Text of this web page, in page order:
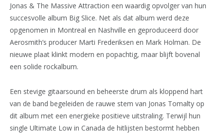
Jonas & The Massive Attraction een waardig opvolger van hun
succesvolle album Big Slice. Net als dat album werd deze
opgenomen in Montreal en Nashville en geproduceerd door
Aerosmith’s producer Marti Frederiksen en Mark Holman. De
nieuwe plaat klinkt modern en popachtig, maar blijft bovenal
een solide rockalbum.
Een stevige gitaarsound en beheerste drum als kloppend hart
van de band begeleiden de rauwe stem van Jonas Tomalty op
dit album met een energieke positieve uitstraling. Terwijl hun
single Ultimate Low in Canada de hitlijsten bestormt hebben